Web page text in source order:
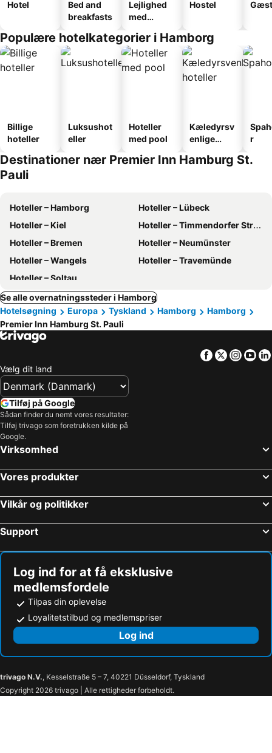
Hotel
Bed and
breakfasts
Lejlighed
med
Hostel
Populære hotelkategorier i Hamborg
Billige
hoteller
Luksushot
eller
Hoteller
med pool
Kæledyrsv
enlige
r
Destinationer nær Premier Inn Hamburg St.
Pauli
Hoteller – Hamborg
Hoteller – Lübeck
Hoteller – Kiel
Hoteller – Timmendorfer Strand
Hoteller – Bremen
Hoteller – Neumünster
Hoteller – Wangels
Hoteller – Travemünde
Hoteller – Soltau
Se alle overnatningssteder i Hamborg
Hotelsøgning
Europa Tyskland Hamborg
Hamborg
Premier Inn Hamburg St. Pauli
Facebook
Twitter
Vælg dit land
Tilføj på Google
Sådan finder du nemt vores resultater:
Tilføj trivago som foretrukken kilde på
Google.
Virksomhed
Vores produkter
Vilkår og politikker
Support
Log ind for at få eksklusive
medlemsfordele
Tilpas din oplevelse
Loyalitetstilbud og medlemspriser
Log ind
trivago N.V., Kesselstraße 5 – 7, 40221 Düsseldorf, Tyskland
Copyright 2026 trivago | Alle rettigheder forbeholdt.